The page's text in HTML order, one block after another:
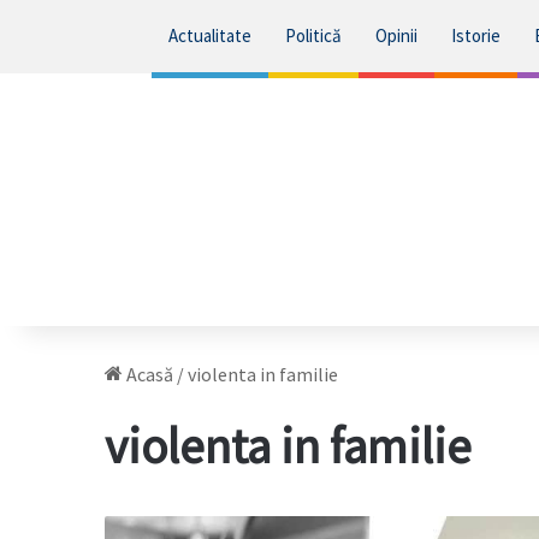
Actualitate Politică Opinii Istorie
Acasă /violenta in familie
violenta in familie
Procuratura